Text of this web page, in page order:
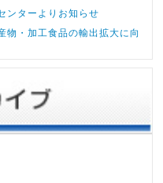
ンターよりお知らせ
物・加工食品の輸出拡大に向